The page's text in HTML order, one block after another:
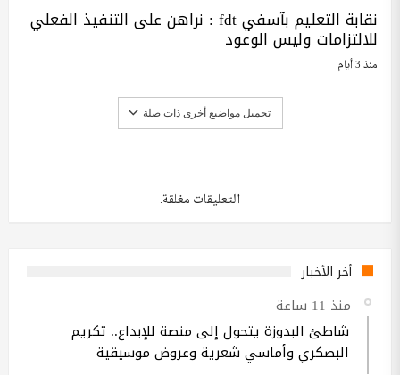
نقابة التعليم بآسفي fdt : نراهن على التنفيذ الفعلي
للالتزامات وليس الوعود
منذ 3 أيام
تحميل مواضيع أخرى ذات صلة
التعليقات مغلقة.
أخر الأخبار
منذ 11 ساعة
شاطئ البدوزة يتحول إلى منصة للإبداع.. تكريم
البصكري وأماسي شعرية وعروض موسيقية